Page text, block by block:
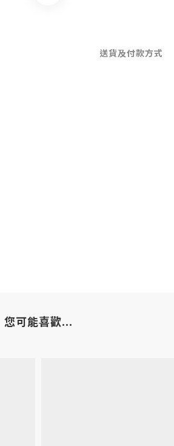
送貨及付款方式
您可能喜歡...